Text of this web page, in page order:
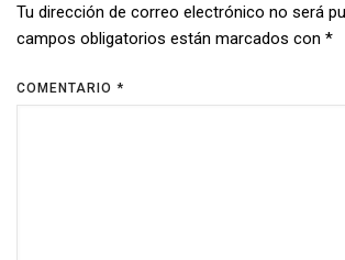
Tu dirección de correo electrónico no será
campos obligatorios están marcados con *
COMENTARIO *